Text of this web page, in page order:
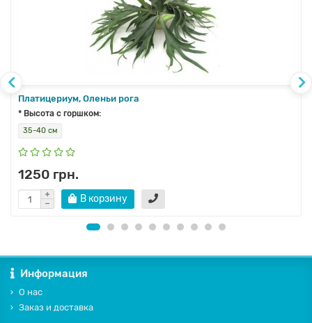
Платицериум, Оленьи рога
* Высота с горшком:
35-40 см
1250 грн.
В корзину
Информация
О нас
Заказ и доставка